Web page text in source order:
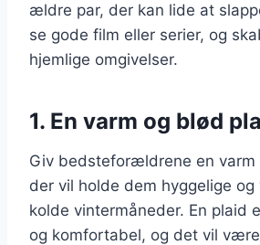
ældre par, der kan lide at
se gode film eller serier, og
hjemlige omgivelser.
1. En varm og blød
Giv bedsteforældrene en varm
der vil holde dem hyggelige og
kolde vintermåneder. En plaid
og komfortabel, og det vil